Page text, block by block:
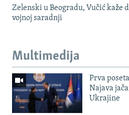
Zelenski u Beogradu, Vučić kaže
vojnoj saradnji
Multimedija
Prva
Najava
Ukrajine